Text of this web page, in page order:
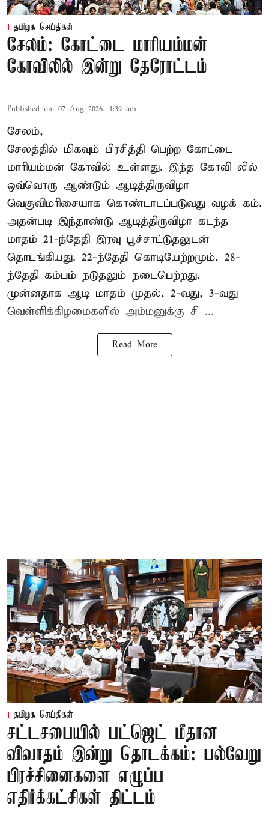
தமிழக செய்திகள்
சேலம்: கோட்டை மாரியம்மன்
கோவிலில் இன்று தேரோட்டம்
Published on: 07 Aug 2026, 1:39 am
சேலம்,
சேலத்தில் மிகவும் பிரசித்தி பெற்ற கோட்டை
மாரியம்மன் கோவில் உள்ளது. இந்த கோவி லில்
ஒவ்வொரு ஆண்டும் ஆடித்திருவிழா
வெகுவிமரிசையாக கொண்டாடப்படுவது வழக் கம்.
அதன்படி இந்தாண்டு ஆடித்திருவிழா கடந்த
மாதம் 21-ந்தேதி இரவு பூச்சாட்டுதலுடன்
தொடங்கியது. 22-ந்தேதி கொடியேற்றமும், 28-
ந்தேதி கம்பம் நடுதலும் நடைபெற்றது.
முன்னதாக ஆடி மாதம் முதல், 2-வது, 3-வது
வெள்ளிக்கிழமைகளில் அம்மனுக்கு சி ...
Read More
தமிழக செய்திகள்
சட்டசபையில் பட்ஜெட் மீதான
விவாதம் இன்று தொடக்கம்: பல்வேறு
பிரச்சினைகளை எழுப்ப
எதிர்க்கட்சிகள் திட்டம்